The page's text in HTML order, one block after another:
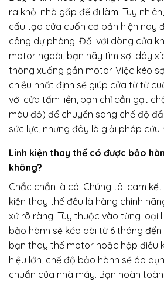
ra khỏi nhà gấp để đi làm. Tuy
cấu tạo cửa cuốn cơ bản hiện nay
công dự phòng. Đối với dòng cửa
motor ngoài, bạn hãy tìm sợi dây
thòng xuống gần motor. Việc kéo
chiều nhất định sẽ giúp cửa từ từ
với cửa tấm liền, bạn chỉ cần gạt
màu đỏ) để chuyển sang chế độ
sức lực, nhưng đây là giải pháp cứu
Linh kiện thay thế có được bảo
không?
Chắc chắn là có. Chúng tôi cam kết
kiện thay thế đều là hàng chính
xứ rõ ràng. Tùy thuộc vào từng loại
bảo hành sẽ kéo dài từ 6 tháng đến
bạn thay thế motor hoặc hộp điều
hiệu lớn, chế độ bảo hành sẽ áp
chuẩn của nhà máy. Bạn hoàn